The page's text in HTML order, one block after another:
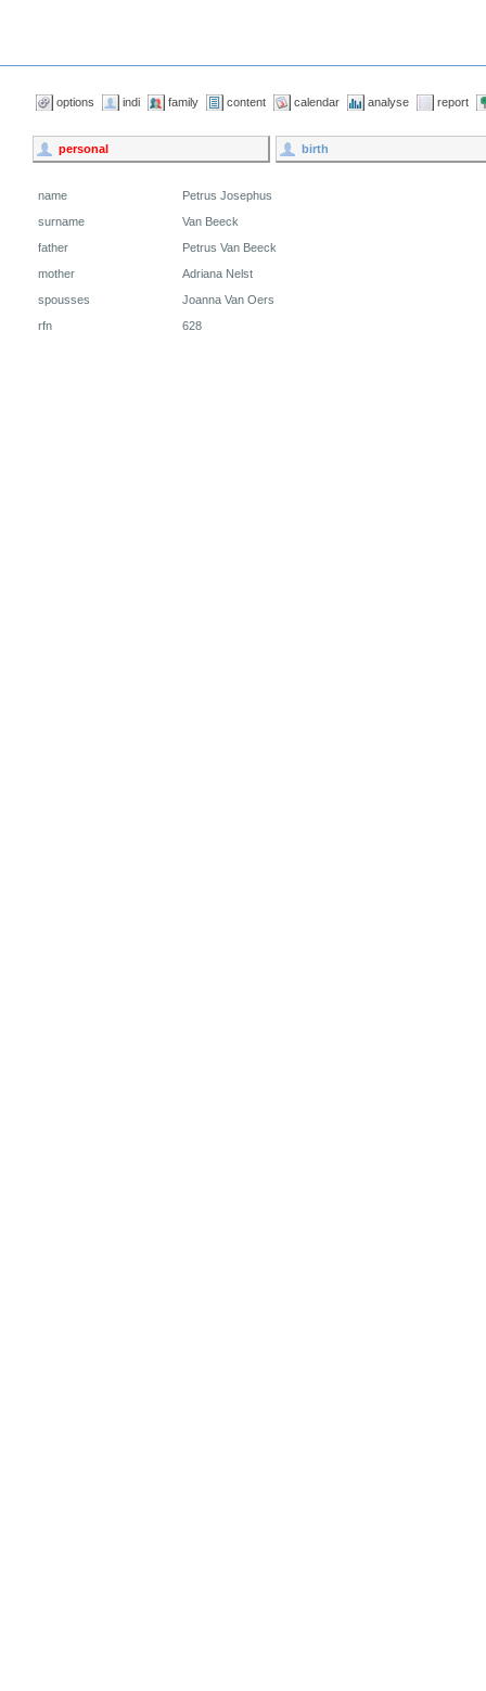
options indi family content calendar analyse report
personal birth
name
Petrus Josephus
surname
Van Beeck
father
Petrus Van Beeck
mother
Adriana Nelst
spousses
Joanna Van Oers
rfn
628